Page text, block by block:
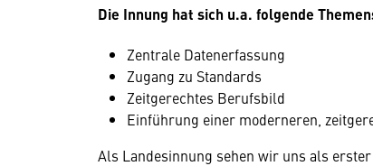
Die Innung hat sich u.a. folgende
Zentrale Datenerfassung
Zugang zu Standards
Zeitgerechtes Berufsbild
Einführung einer moderneren,
Als Landesinnung sehen wir uns als